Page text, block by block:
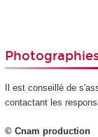
Il est conseillé de
contactant les
© Cnam production